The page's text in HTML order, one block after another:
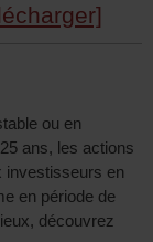
ou en
ans, les actions
investisseurs en
en période de
découvrez